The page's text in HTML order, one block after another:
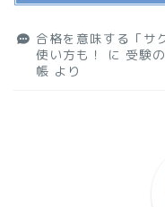
合格を意味する「サ
使い方も！
に 受験
帳 より